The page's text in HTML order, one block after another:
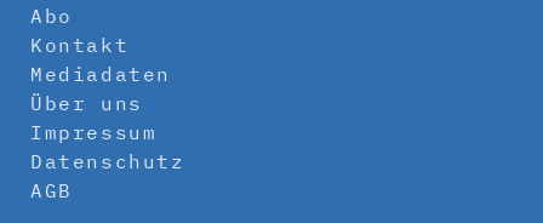
Abo
Kontakt
Mediadaten
Über uns
Impressum
Datenschutz
AGB